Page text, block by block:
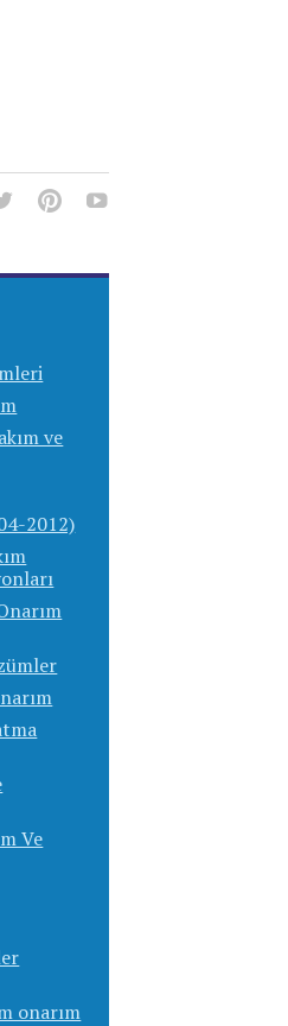
ve
2012)
Ve
onarım